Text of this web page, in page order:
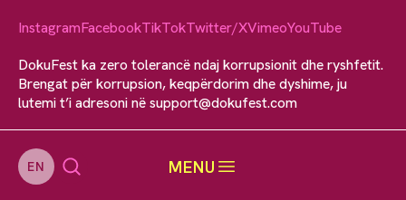
EN MENU
InstagramFacebookTikTokTwitter/XVimeoYouTube
DokuFest ka zero tolerancë ndaj korrupsionit dhe ryshfetit.
Brengat për korrupsion, keqpërdorim dhe dyshime, ju
lutemi t’i adresoni nësupport@dokufest.com